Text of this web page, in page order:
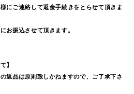
にご連絡して返金手続きをとらせて頂きま
お振込させて頂きます。
】
返品は原則致しかねますので、ご了承下さ